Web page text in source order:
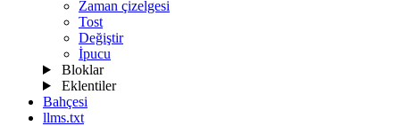
Zaman çizelgesi
Tost
Değiştir
İpucu
Bloklar
Eklentiler
Bahçesi
llms.txt